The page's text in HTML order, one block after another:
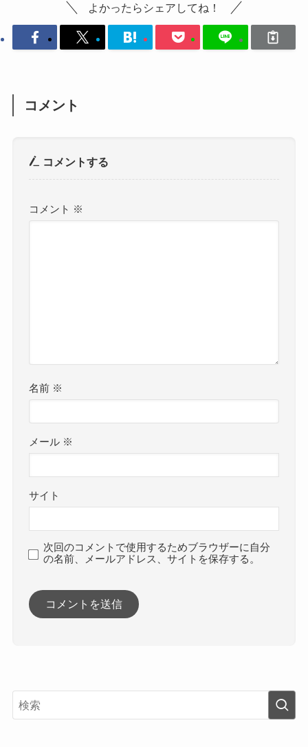
よかったらシェアしてね！
コメント
コメントする
コメント ※
名前 ※
メール ※
サイト
次回のコメントで使用するためブラウザーに自分
の名前、メールアドレス、サイトを保存する。